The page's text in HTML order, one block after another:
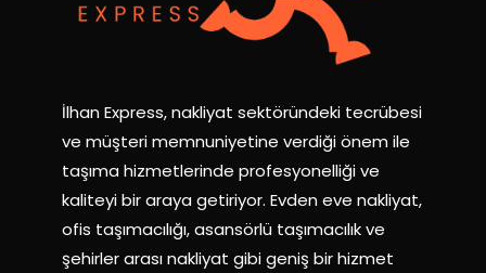
İlhan Express, nakliyat sektöründeki tecrübesi
ve müşteri memnuniyetine verdiği önem ile
taşıma hizmetlerinde profesyonelliği ve
kaliteyi bir araya getiriyor. Evden eve nakliyat,
ofis taşımacılığı, asansörlü taşımacılık ve
şehirler arası nakliyat gibi geniş bir hizmet